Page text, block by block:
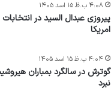
پیروزی عبدال السید در
امریکا
۴:۰۸ ب.ظ ۱۵ اسد ۱۴۰۵
گوترش در سالگرد بمباران
نبرد
۴:۰۴ ب.ظ ۱۵ اسد ۱۴۰۵